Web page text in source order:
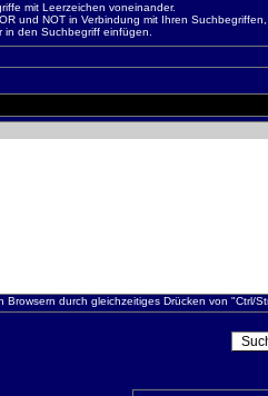
mit Leerzeichen voneinander.
und NOT in Verbindung mit Ihren
den Suchbegriff einfügen.
Browsern durch gleichzeitiges Drücken von "Ctrl/